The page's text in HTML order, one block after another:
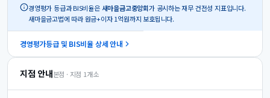
경영평가 등급과 BIS비율은 새마을금고중앙회가 공시하는 재무 건전성 지표입니다.
새마을금고법에 따라 원금+이자 1억원까지 보호됩니다.
경영평가등급 및 BIS비율 상세 안내
지점 안내본점 · 지점 1개소